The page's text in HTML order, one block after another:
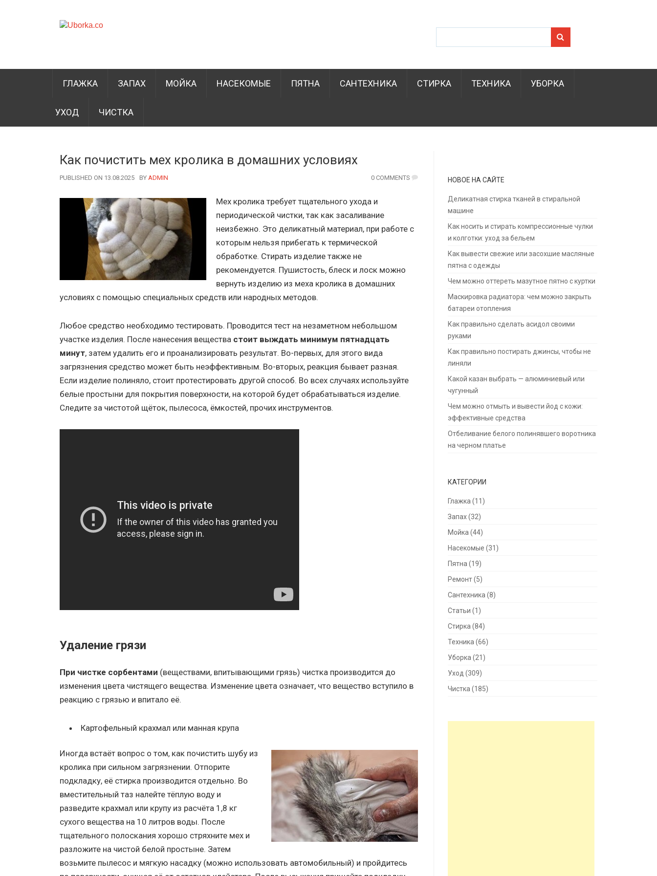
ГЛАЖКА ЗАПАХ МОЙКА НАСЕКОМЫЕ ПЯТНА САНТЕХНИКА СТИРКА ТЕХНИКА УБОРКА
УХОД ЧИСТКА
Как почистить мех кролика в домашних условиях
PUBLISHED ON 13.08.2025 BY AUTHOR
ADMIN 0 COMMENTS
Мех кролика требует тщательного ухода и
периодической чистки, так как засаливание
неизбежно. Это деликатный материал, при работе с
которым нельзя прибегать к термической
обработке. Стирать изделие также не
рекомендуется. Пушистость, блеск и лоск можно
вернуть изделию из меха кролика в домашних
условиях с помощью специальных средств или народных методов.
Любое средство необходимо тестировать. Проводится тест на незаметном небольшом
участке изделия. После нанесения вещества стоит выждать минимум пятнадцать
минут, затем удалить его и проанализировать результат. Во-первых, для этого вида
загрязнения средство может быть неэффективным. Во-вторых, реакция бывает разная.
Если изделие полиняло, стоит протестировать другой способ. Во всех случаях используйте
белые простыни для покрытия поверхности, на которой будет обрабатываться изделие.
Следите за чистотой щёток, пылесоса, ёмкостей, прочих инструментов.
Удаление грязи
При чистке сорбентами (веществами, впитывающими грязь) чистка производится до
изменения цвета чистящего вещества. Изменение цвета означает, что вещество вступило в
реакцию с грязью и впитало её.
Картофельный крахмал или манная крупа
Иногда встаёт вопрос о том, как почистить шубу из
кролика при сильном загрязнении. Отпорите
подкладку, её стирка производится отдельно. Во
вместительный таз налейте тёплую воду и
разведите крахмал или крупу из расчёта 1,8 кг
сухого вещества на 10 литров воды. После
тщательного полоскания хорошо стряхните мех и
разложите на чистой белой простыне. Затем
возьмите пылесос и мягкую насадку (можно использовать автомобильный) и пройдитесь
НОВОЕ НА САЙТЕ
Деликатная стирка тканей в стиральной
машине
Как носить и стирать компрессионные чулки
и колготки: уход за бельем
Как вывести свежие или засохшие масляные
пятна с одежды
Чем можно оттереть мазутное пятно с куртки
Маскировка радиатора: чем можно закрыть
батареи отопления
Как правильно сделать асидол своими
руками
Как правильно постирать джинсы, чтобы не
линяли
Какой казан выбрать — алюминиевый или
чугунный
Чем можно отмыть и вывести йод с кожи:
эффективные средства
Отбеливание белого полинявшего воротника
на черном платье
КАТЕГОРИИ
Глажка (11)
Запах(32)
Мойка (44)
Насекомые (31)
Пятна (19)
Ремонт(5)
Сантехника (8)
Статьи (1)
Стирка (84)
Техника (66)
Уборка (21)
Уход (309)
Чистка (185)